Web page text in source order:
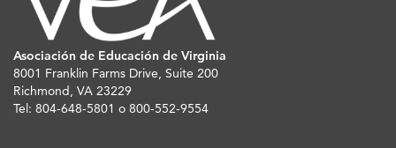
Asociación de Educación de Virginia
8001 Franklin Farms Drive, Suite 200
Richmond, VA 23229
Tel: 804-648-5801 o 800-552-9554